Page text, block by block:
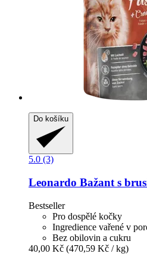
Do košíku
5.0 (3)
Leonardo Bažant s
Bestseller
Pro dospělé kočky
Ingredience vařené v
Bez obilovin a cukru
40,00 Kč (470,59 Kč / kg)